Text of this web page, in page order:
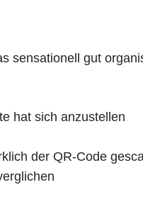
sensationell gut
hat sich anzustellen
der QR-Code